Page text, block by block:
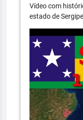
Vídeo com
estado de